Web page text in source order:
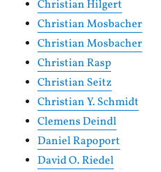
Christian Hilgert
Christian Mosbacher
Christian Mosbacher
Christian Rasp
Christian Seitz
Christian Y. Schmidt
Clemens Deindl
Daniel Rapoport
David O. Riedel